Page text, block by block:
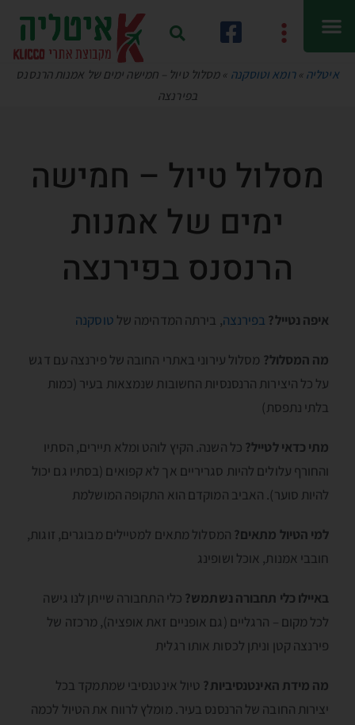
איטליה »רומא וטוסקנה »מסלול טיול – חמישה ימים של אמנות הרנסנס
בפירנצה
מסלול טיול – חמישה
ימים של אמנות
הרנסנס בפירנצה
איפה נטייל? בפירנצה, בירתה המדהימה של טוסקנה
מה המסלול? מסלול עירוני באתרי החובה של פירנצה עם דגש
על כל היצירות הרנסנסיות החשובות שנמצאות בעיר (כמות
בלתי נתפסת)
מתי כדאי לטייל? כל השנה. הקיץ לוהט ומלא תיירים, הסתיו
והחורף עלולים להיות סגריריים אך לא קפואים (בסתיו גם יכול
להיות סוער). האביב המוקדם הוא התקופה המושלמת
למי הטיול מתאים? המסלול מתאים למטיילים מבוגרים, זוגות,
חובבי אמנות, אוכל ושופינג
באיילו כלי תחבורה נשתמש? כלי התחבורה שייתן לנו גישה
לכל מקום – הרגליים (גם אופניים זאת אופציה), מרכזה של
פירנצה קטן וניתן לכסות אותו רגלית
מה מידת האינטנסיביות? טיול אינטנסיבי שמתמקד בכל
יצירות החובה של הרנסנס בעיר. מומלץ לרווח את הטיול לכמה